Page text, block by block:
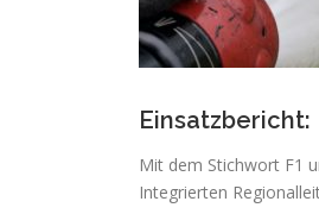
Einsatzbericht:
Mit dem Stichwort F1
Integrierten